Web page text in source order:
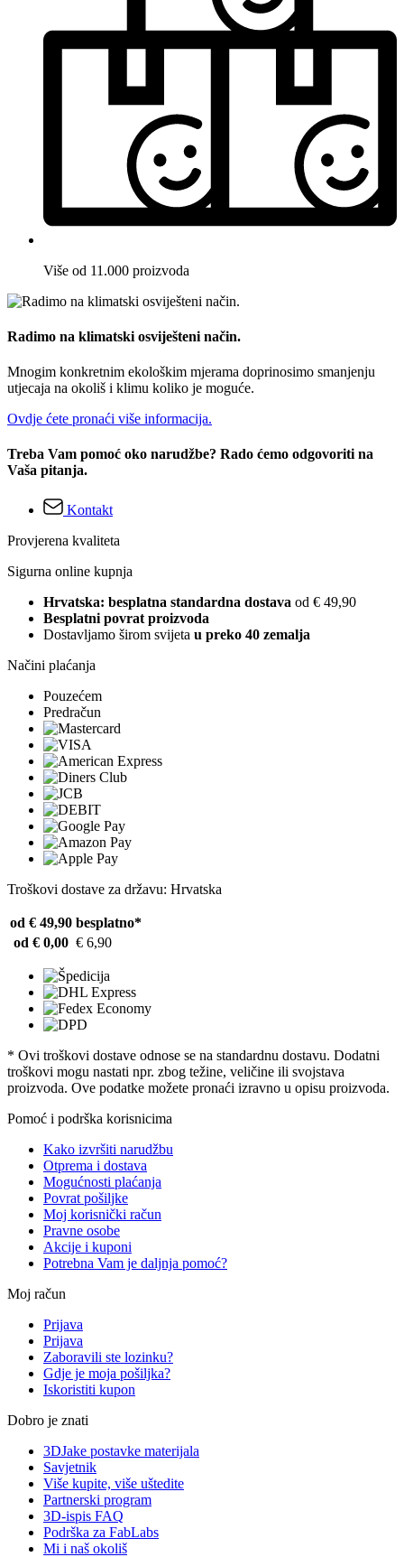
Više od 11.000 proizvoda
Radimo na klimatski osviješteni način.
Mnogim konkretnim ekološkim mjerama doprinosimo smanjenju
utjecaja na okoliš i klimu koliko je moguće.
Ovdje ćete pronaći više informacija.
Treba Vam pomoć oko narudžbe? Rado ćemo odgovoriti na
Vaša pitanja.
Kontakt
Provjerena kvaliteta
Sigurna online kupnja
Hrvatska: besplatna standardna dostava od € 49,90
Besplatni povrat proizvoda
Dostavljamo širom svijeta u preko 40 zemalja
Načini plaćanja
Pouzećem
Predračun
Troškovi dostave za državu: Hrvatska
od € 49,90 besplatno*
od € 0,00 € 6,90
* Ovi troškovi dostave odnose se na standardnu ​​dostavu. Dodatni
troškovi mogu nastati npr. zbog težine, veličine ili svojstava
proizvoda. Ove podatke možete pronaći izravno u opisu proizvoda.
Pomoć i podrška korisnicima
Kako izvršiti narudžbu
Otprema i dostava
Mogućnosti plaćanja
Povrat pošiljke
Moj korisnički račun
Pravne osobe
Akcije i kuponi
Potrebna Vam je daljnja pomoć?
Moj račun
Prijava
Prijava
Zaboravili ste lozinku?
Gdje je moja pošiljka?
Iskoristiti kupon
Dobro je znati
3DJake postavke materijala
Savjetnik
Više kupite, više uštedite
Partnerski program
3D-ispis FAQ
Podrška za FabLabs
Mi i naš okoliš